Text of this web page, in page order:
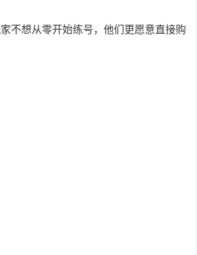
不想从零开始练号，他们更愿意直接购